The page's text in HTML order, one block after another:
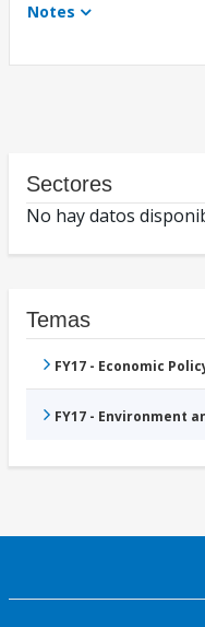
Notes
Sectores
No hay datos
Temas
FY17 - Economic
FY17 - Environment